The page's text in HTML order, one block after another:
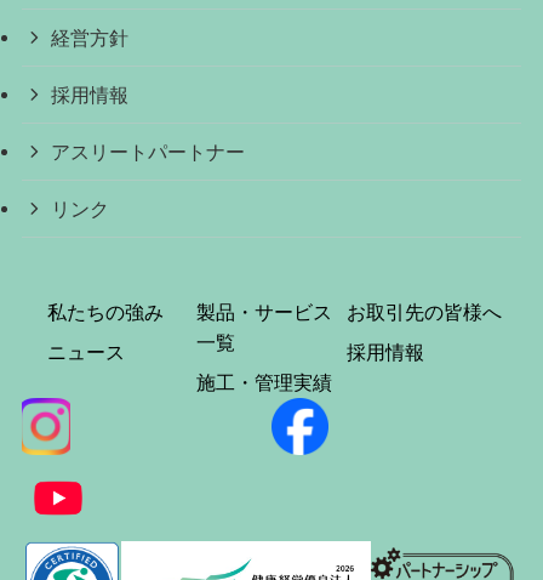
経営方針
採用情報
アスリートパートナー
リンク
私たちの強み
ニュース
製品・サービス
一覧
施工・管理実績
お取引先の皆様へ
採用情報